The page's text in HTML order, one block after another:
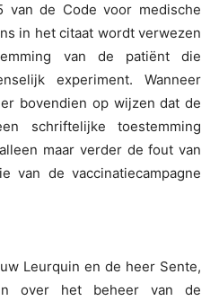
van de Code voor medische
in het citaat wordt verwezen
van de patiënt die
experiment. Wanneer
bovendien op wijzen dat de
schriftelijke toestemming
maar verder de fout van
van de vaccinatiecampagne
Leurquin en de heer Sente,
over het beheer van de